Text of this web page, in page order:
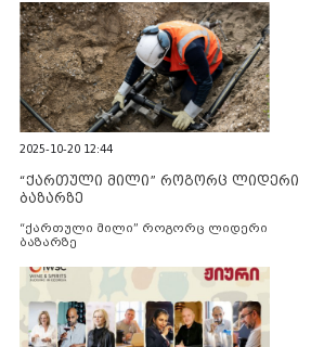
2025-10-20 12:44
“ქართული მილი” როგორც ლიდერი
ბაზარზე
“ქართული მილი” როგორც ლიდერი
ბაზარზე